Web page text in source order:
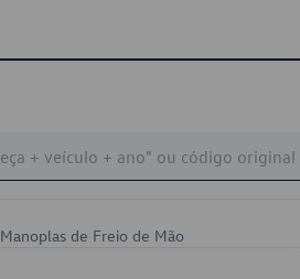
Manoplas de Freio de Mão